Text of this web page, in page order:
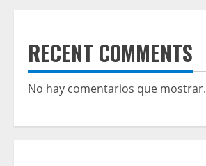
RECENT COMMENTS
No hay comentarios que mostrar.